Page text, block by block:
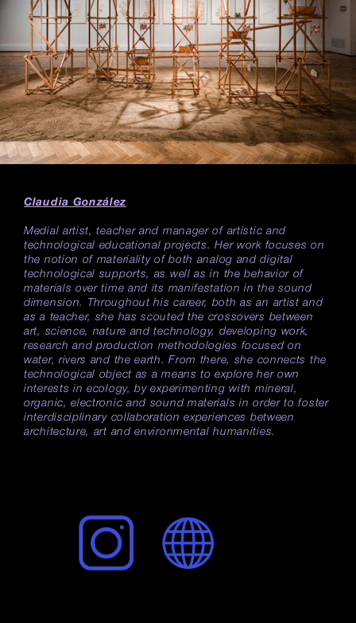
Claudia González
Medial artist, teacher and manager of artistic and
technological educational projects. Her work focuses on
the notion of materiality of both analog and digital
technological supports, as well as in the behavior of
materials over time and its manifestation in the sound
dimension. Throughout his career, both as an artist and
as a teacher, she has scouted the crossovers between
art, science, nature and technology, developing work,
research and production methodologies focused on
water, rivers and the earth. From there, she connects the
technological object as a means to explore her own
interests in ecology, by experimenting with mineral,
organic, electronic and sound materials in order to foster
interdisciplinary collaboration experiences between
architecture, art and environmental humanities.